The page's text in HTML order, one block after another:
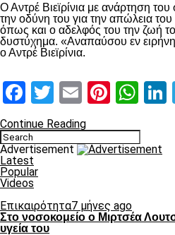
Ο Αντρέ Βιεϊρίνια με ανάρτηση
την οδύνη του για την απώλεια
όπως και ο αδελφός του την ζωή
δυστύχημα. «Αναπαύσου εν
ο Αντρέ Βιεϊρίνια.
Facebook
Twitter
Email
Continue Reading
Advertisement
Latest
Popular
Videos
Επικαιρότητα7 μήνες ago
Στο νοσοκομείο ο Μιρτσέα
υγεία του